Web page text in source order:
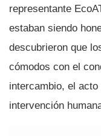
representante
estaban siendo
descubrieron que
cómodos con el
intercambio, el
intervención